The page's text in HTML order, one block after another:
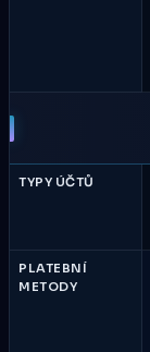
TYPY ÚČTŮ
PLATEBNÍ
METODY